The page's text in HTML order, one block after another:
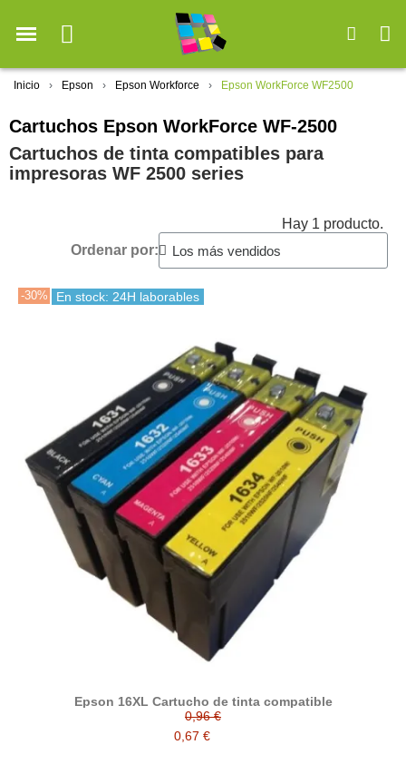
Inicio Epson Epson Workforce Epson WorkForce WF2500
Cartuchos Epson WorkForce WF-2500
Cartuchos de tinta compatibles para
impresoras WF 2500 series
Hay 1 producto.
Ordenar por:
-30% En stock: 24H laborables
Epson 16XL Cartucho de tinta compatible
0,96 €
0,67 €